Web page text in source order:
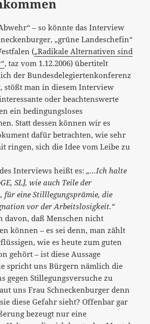
– so könnte das Interview
„grüne Landeschefin“
(„Radikale Alternativen sind
, taz vom 1.12.2006) übertitelt
der Bundesdelegiertenkonferenz
stößt man in diesem Interview
oder beachtenswerte
ein bedingungsloses
Statt dessen können wir es
dafür betrachten, wie sehr
ringen, sich die Idee vom Leibe zu
Interviews heißt es:„…Ich halte
SL], wie auch Teile der
für eine Stilllegungsprämie, die
vor der Arbeitslosigkeit.“
davon, daß Menschen nicht
können – es sei denn, man zählt
wie es heute zum guten
gehört – ist diese Aussage
spricht uns Bürgern nämlich die
gegen Stillegungsversuche zu
uns Frau Schneckenburger denn
diese Gefahr sieht? Offenbar gar
bezeugt nur eine